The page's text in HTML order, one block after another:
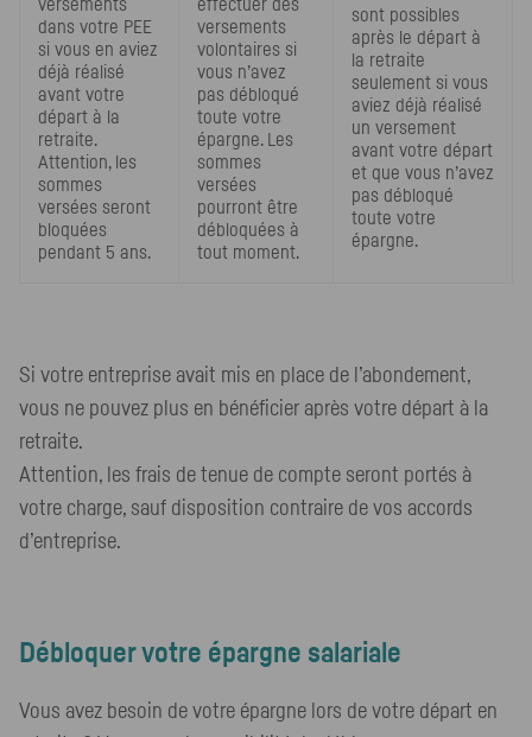
versements
dans votre PEE
si vous en aviez
déjà réalisé
avant votre
départ à la
retraite.
Attention, les
sommes
versées seront
bloquées
pendant 5 ans.
effectuer des
versements
volontaires si
vous n’avez
pas débloqué
toute votre
épargne. Les
sommes
versées
pourront être
débloquées à
tout moment.
sont possibles
après le départ à
la retraite
seulement si vous
aviez déjà réalisé
un versement
avant votre départ
et que vous n’avez
pas débloqué
toute votre
épargne.
Si votre entreprise avait mis en place de l’abondement,
vous ne pouvez plus en bénéficier après votre départ à la
retraite.
Attention, les frais de tenue de compte seront portés à
votre charge, sauf disposition contraire de vos accords
d’entreprise.
Débloquer votre épargne salariale
Vous avez besoin de votre épargne lors de votre départ en